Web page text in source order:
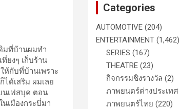
มที่บ้านผมทำ
ยงๆ เก็บร้าน
ห้กับที่บ้านเพราะ
ได้เสริม ผมเลย
นเฟสบุค ตอน
เมืองกระบี่มา
Categories
AUTOMOTIVE (204)
ENTERTAINMENT (1,462)
SERIES (167)
THEATRE (23)
กิจกรรมชิงรางวัล (2)
ภาพยนตร์ต่างประเทศ
ภาพยนตร์ไทย (220)